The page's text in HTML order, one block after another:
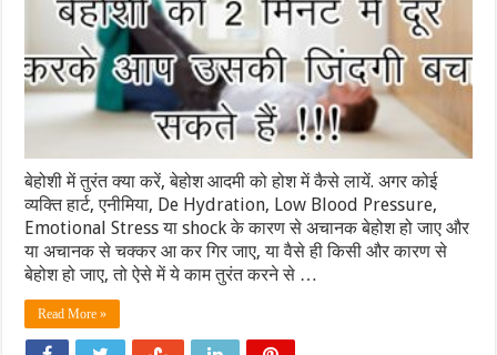
बेहोशी में तुरंत क्या करें, बेहोश आदमी को होश में कैसे लायें. अगर कोई
व्यक्ति हार्ट, एनीमिया, De Hydration, Low Blood Pressure,
Emotional Stress या shock के कारण से अचानक बेहोश हो जाए और
या अचानक से चक्कर आ कर गिर जाए, या वैसे ही किसी और कारण से
बेहोश हो जाए, तो ऐसे में ये काम तुरंत करने से …
Read More »